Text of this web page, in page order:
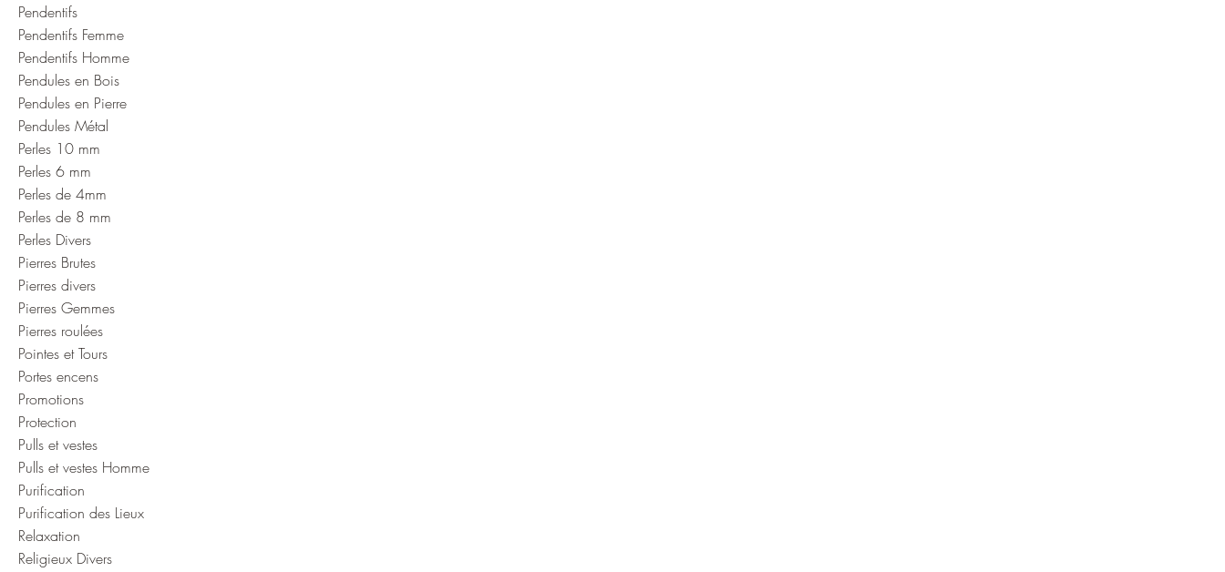
Pendentifs
Pendentifs Femme
Pendentifs Homme
Pendules en Bois
Pendules en Pierre
Pendules Métal
Perles 10 mm
Perles 6 mm
Perles de 4mm
Perles de 8 mm
Perles Divers
Pierres Brutes
Pierres divers
Pierres Gemmes
Pierres roulées
Pointes et Tours
Portes encens
Promotions
Protection
Pulls et vestes
Pulls et vestes Homme
Purification
Purification des Lieux
Relaxation
Religieux Divers